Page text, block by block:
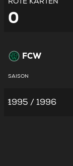
0
FCW
SAISON
1995 / 1996